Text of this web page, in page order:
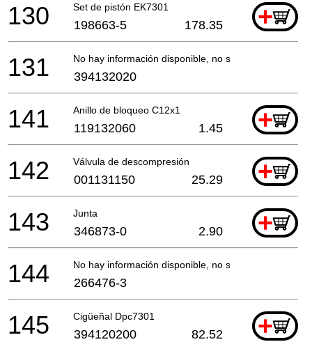
Set de pistón EK7301 +
130 198663-5 178.35
No hay información disponible, no se puede pedir
131 394132020
Anillo de bloqueo C12x1 +
141 119132060 1.45
Válvula de descompresión +
142 001131150 25.29
Junta +
143 346873-0 2.90
No hay información disponible, no se puede pedir
144 266476-3
Cigüeñal Dpc7301 +
145 394120200 82.52